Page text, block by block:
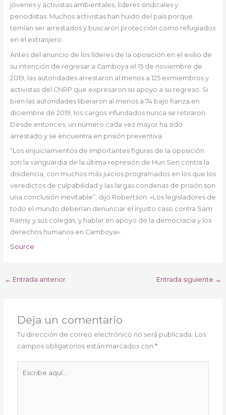
jóvenes y activistas ambientales, líderes sindicales y
periodistas. Muchos activistas han huido del país porque
temían ser arrestados y buscaron protección como refugiados
en el extranjero.
Antes del anuncio de los líderes de la oposición en el exilio de
su intención de regresar a Camboya el 15 de noviembre de
2019, las autoridades arrestaron al menos a 125 exmiembros y
activistas del CNRP que expresaron su apoyo a su regreso. Si
bien las autoridades liberaron al menos a 74 bajo fianza en
diciembre de 2019, los cargos infundados nunca se retiraron.
Desde entonces, un número cada vez mayor ha sido
arrestado y se encuentra en prisión preventiva.
“Los enjuiciamientos de importantes figuras de la oposición
son la vanguardia de la última represión de Hun Sen contra la
disidencia, con muchos más juicios programados en los que los
veredictos de culpabilidad y las largas condenas de prisión son
una conclusión inevitable”, dijo Robertson. «Los legisladores de
todo el mundo deberían denunciar el injusto caso contra Sam
Rainsy y sus colegas, y hablar en apoyo de la democracia y los
derechos humanos en Camboya».
Source
← Entrada anterior Entrada siguiente →
Deja un comentario
Tu dirección de correo electrónico no será publicada. Los
campos obligatorios están marcados con*